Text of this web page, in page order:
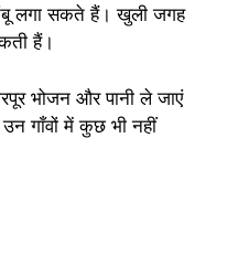
लगा सकते हैं। खुली जगह
हैं।
भोजन और पानी ले जाएं
गाँवों में कुछ भी नहीं